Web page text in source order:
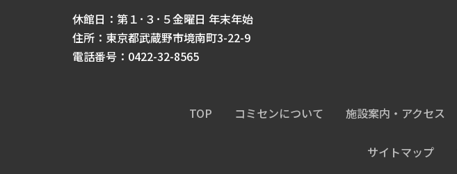
休館日：第１･３･５金曜日 年末年始
住所：東京都武蔵野市境南町3-22-9
電話番号：0422-32-8565
TOP コミセンについて 施設案内・アクセス
サイトマップ